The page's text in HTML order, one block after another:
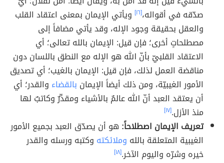
صدّقه في أقواله،[١٦] ويأتي الإيمان بمعنى اعتقاد القلب
والعقل بحقيقة وجود الإله، وقد يأتي مضافاً إلى
مصطلحاتٍ أخرى؛ فإن قيل: الإيمان بالله تعالى؛ أي
الاعتقاد القلبيّ بأنّ الله هو الإله مع النطق باللسان دون
مناقضة العمل لذلك، فإن قيل: الإيمان بالغيب؛ أي تصديق
الأمور الغيبيّة، ومن ذلك أيضاً الإيمان بالقضاء والقدر؛ أي
أن يعتقد العبد أنّ الله عالمٌ بالأشياء ومقدِّرٌ وكاتبٌ لها
منذ الأزل.[١٧]
تعريف الإيمان اصطلاحاً: هو أن يصدّق العبد بجميع الأمور
الغيبية المتعلقة بالله وملائكته وكتبه ورسله والقدر
خيره وشرّه واليوم الآخر.[١٨]